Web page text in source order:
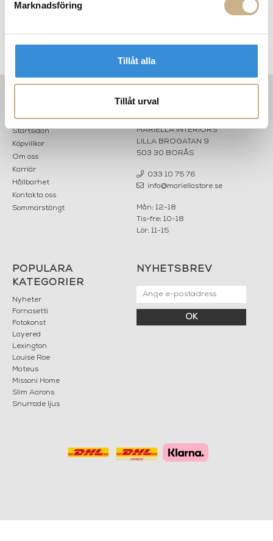
Marknadsföring
Tillåt alla
Tillåt urval
Startsidan
Köpvillkor
Om oss
Karriär
Hållbarhet
Kontakta oss
Sommarstängt
MARIELLA INTERIORS
LILLA BROGATAN 9
503 30 BORÅS
033 10 75 76
info@mariellastore.se
Mån: 12-18
Tis-fre: 10-18
Lör: 11-15
POPULÄRA
KATEGORIER
Nyheter
Fornasetti
Fotokonst
Layered
Lexington
Louise Roe
Mateus
Missoni Home
Slim Aarons
Snurrade ljus
NYHETSBREV
OK